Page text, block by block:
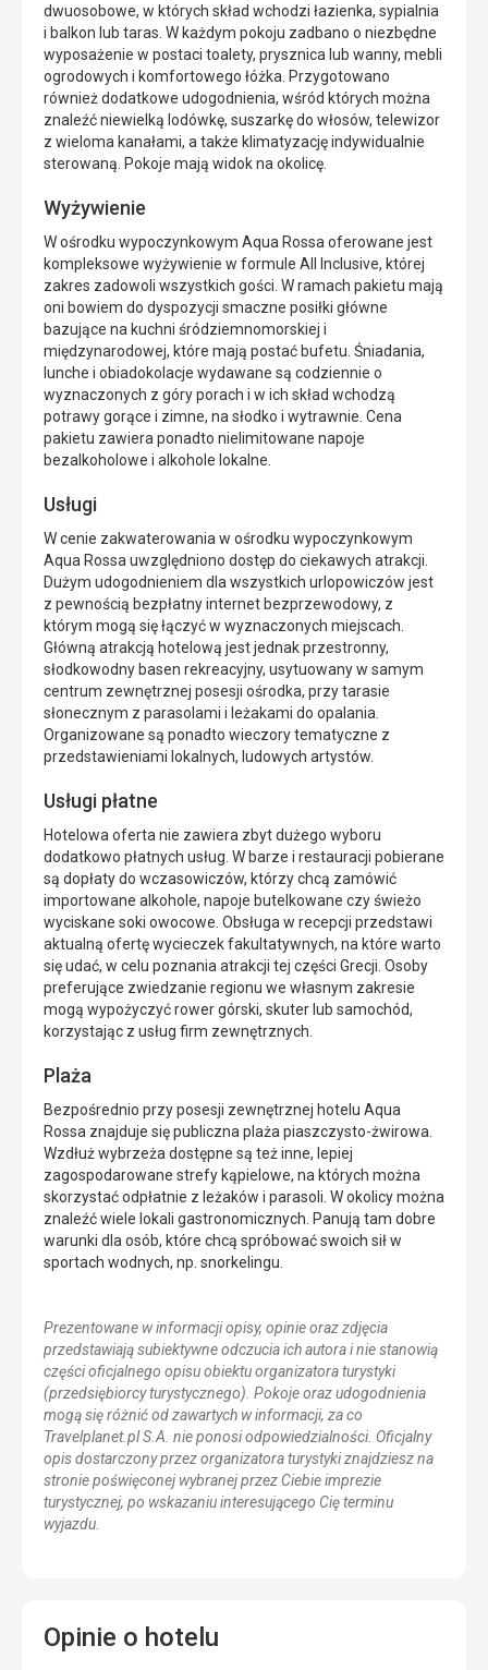
dwuosobowe, w których skład wchodzi łazienka, sypialnia
i balkon lub taras. W każdym pokoju zadbano o niezbędne
wyposażenie w postaci toalety, prysznica lub wanny, mebli
ogrodowych i komfortowego łóżka. Przygotowano
również dodatkowe udogodnienia, wśród których można
znaleźć niewielką lodówkę, suszarkę do włosów, telewizor
z wieloma kanałami, a także klimatyzację indywidualnie
sterowaną. Pokoje mają widok na okolicę.
Wyżywienie
W ośrodku wypoczynkowym Aqua Rossa oferowane jest
kompleksowe wyżywienie w formule All Inclusive, której
zakres zadowoli wszystkich gości. W ramach pakietu mają
oni bowiem do dyspozycji smaczne posiłki główne
bazujące na kuchni śródziemnomorskiej i
międzynarodowej, które mają postać bufetu. Śniadania,
lunche i obiadokolacje wydawane są codziennie o
wyznaczonych z góry porach i w ich skład wchodzą
potrawy gorące i zimne, na słodko i wytrawnie. Cena
pakietu zawiera ponadto nielimitowane napoje
bezalkoholowe i alkohole lokalne.
Usługi
W cenie zakwaterowania w ośrodku wypoczynkowym
Aqua Rossa uwzględniono dostęp do ciekawych atrakcji.
Dużym udogodnieniem dla wszystkich urlopowiczów jest
z pewnością bezpłatny internet bezprzewodowy, z
którym mogą się łączyć w wyznaczonych miejscach.
Główną atrakcją hotelową jest jednak przestronny,
słodkowodny basen rekreacyjny, usytuowany w samym
centrum zewnętrznej posesji ośrodka, przy tarasie
słonecznym z parasolami i leżakami do opalania.
Organizowane są ponadto wieczory tematyczne z
przedstawieniami lokalnych, ludowych artystów.
Usługi płatne
Hotelowa oferta nie zawiera zbyt dużego wyboru
dodatkowo płatnych usług. W barze i restauracji pobierane
są dopłaty do wczasowiczów, którzy chcą zamówić
importowane alkohole, napoje butelkowane czy świeżo
wyciskane soki owocowe. Obsługa w recepcji przedstawi
aktualną ofertę wycieczek fakultatywnych, na które warto
się udać, w celu poznania atrakcji tej części Grecji. Osoby
preferujące zwiedzanie regionu we własnym zakresie
mogą wypożyczyć rower górski, skuter lub samochód,
korzystając z usług firm zewnętrznych.
Plaża
Bezpośrednio przy posesji zewnętrznej hotelu Aqua
Rossa znajduje się publiczna plaża piaszczysto-żwirowa.
Wzdłuż wybrzeża dostępne są też inne, lepiej
zagospodarowane strefy kąpielowe, na których można
skorzystać odpłatnie z leżaków i parasoli. W okolicy można
znaleźć wiele lokali gastronomicznych. Panują tam dobre
warunki dla osób, które chcą spróbować swoich sił w
sportach wodnych, np. snorkelingu.
Prezentowane w informacji opisy, opinie oraz zdjęcia
przedstawiają subiektywne odczucia ich autora i nie stanowią
części oficjalnego opisu obiektu organizatora turystyki
(przedsiębiorcy turystycznego). Pokoje oraz udogodnienia
mogą się różnić od zawartych w informacji, za co
Travelplanet.pl S.A. nie ponosi odpowiedzialności. Oficjalny
opis dostarczony przez organizatora turystyki znajdziesz na
stronie poświęconej wybranej przez Ciebie imprezie
turystycznej, po wskazaniu interesującego Cię terminu
wyjazdu.
Opinie o hotelu